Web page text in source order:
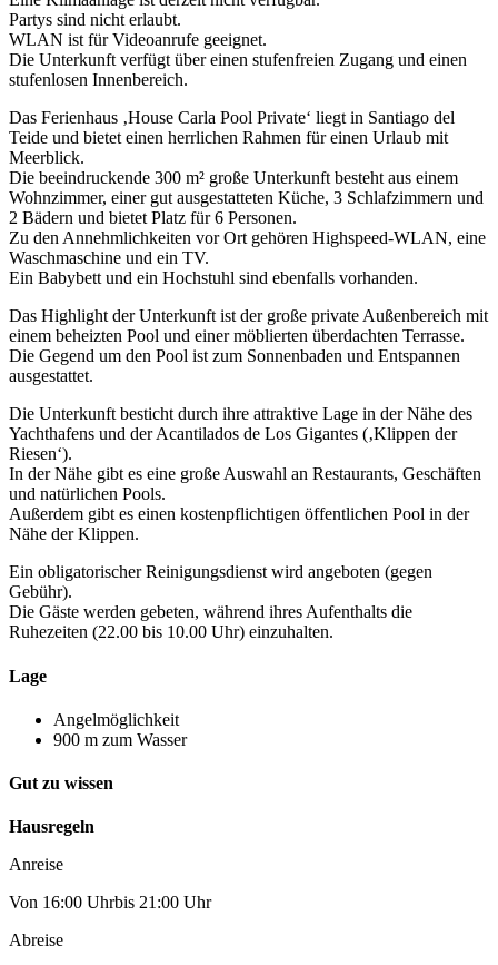
Partys sind nicht erlaubt.
WLAN ist für Videoanrufe geeignet.
Die Unterkunft verfügt über einen stufenfreien Zugang und einen
stufenlosen Innenbereich.
Das Ferienhaus ‚House Carla Pool Private‘ liegt in Santiago del
Teide und bietet einen herrlichen Rahmen für einen Urlaub mit
Meerblick.
Die beeindruckende 300 m² große Unterkunft besteht aus einem
Wohnzimmer, einer gut ausgestatteten Küche, 3 Schlafzimmern und
2 Bädern und bietet Platz für 6 Personen.
Zu den Annehmlichkeiten vor Ort gehören Highspeed-WLAN, eine
Waschmaschine und ein TV.
Ein Babybett und ein Hochstuhl sind ebenfalls vorhanden.
Das Highlight der Unterkunft ist der große private Außenbereich mit
einem beheizten Pool und einer möblierten überdachten Terrasse.
Die Gegend um den Pool ist zum Sonnenbaden und Entspannen
ausgestattet.
Die Unterkunft besticht durch ihre attraktive Lage in der Nähe des
Yachthafens und der Acantilados de Los Gigantes (‚Klippen der
Riesen‘).
In der Nähe gibt es eine große Auswahl an Restaurants, Geschäften
und natürlichen Pools.
Außerdem gibt es einen kostenpflichtigen öffentlichen Pool in der
Nähe der Klippen.
Ein obligatorischer Reinigungsdienst wird angeboten (gegen
Gebühr).
Die Gäste werden gebeten, während ihres Aufenthalts die
Ruhezeiten (22.00 bis 10.00 Uhr) einzuhalten.
Lage
Angelmöglichkeit
900 m zum Wasser
Gut zu wissen
Hausregeln
Anreise
Von 16:00 Uhrbis 21:00 Uhr
Abreise